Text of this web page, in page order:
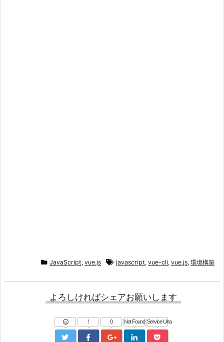
JavaScript, vue.js javascript, vue-cli, vue.js, 環境構築
よろしければシェアお願いします
! 0 Not Found Service Una